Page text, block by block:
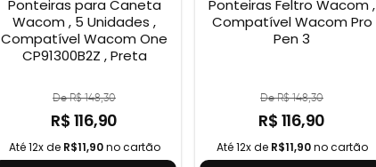
Ponteiras para Caneta
Wacom , 5 Unidades ,
Compatível Wacom One
CP91300B2Z , Preta
De R$ 148,30
R$ 116,90
Até 12x de R$11,90no cartão
Ponteiras Feltro Wacom ,
Compatível Wacom Pro
Pen 3
De R$ 148,30
R$ 116,90
Até 12x de R$11,90no cartão